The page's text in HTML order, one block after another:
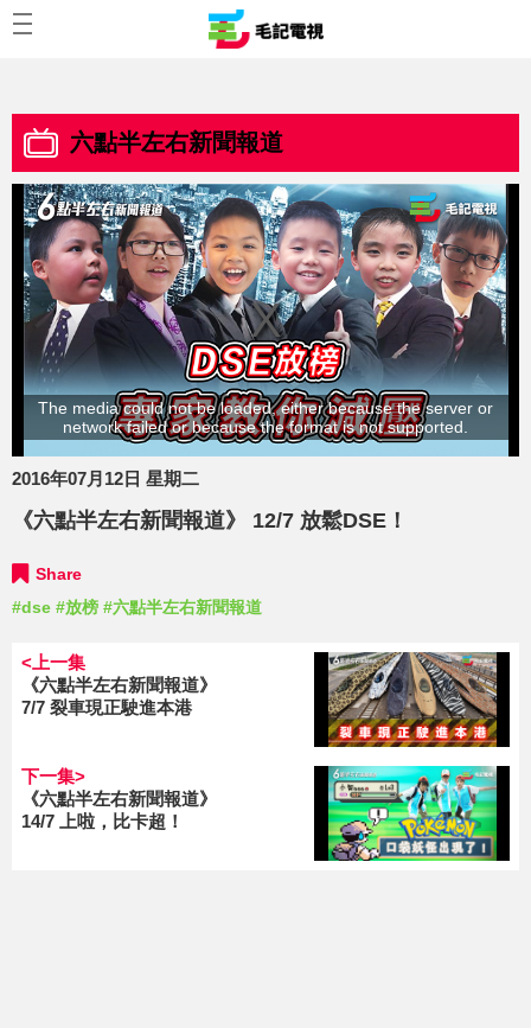
六點半左右新聞報道
The media could not be loaded, either because the server or
network failed or because the format is not supported.
2016年07月12日 星期二
《六點半左右新聞報道》 12/7 放鬆DSE！
Share
#dse #放榜 #六點半左右新聞報道
<上一集
《六點半左右新聞報道》
7/7 裂車現正駛進本港
下一集>
《六點半左右新聞報道》
14/7 上啦，比卡超！